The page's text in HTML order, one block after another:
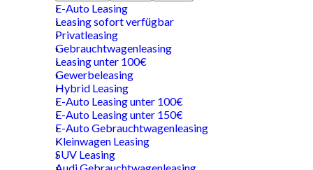
E-Auto Leasing
Leasing sofort verfügbar
Privatleasing
Gebrauchtwagenleasing
Leasing unter 100€
Gewerbeleasing
Hybrid Leasing
E-Auto Leasing unter 100€
E-Auto Leasing unter 150€
E-Auto Gebrauchtwagenleasing
Kleinwagen Leasing
SUV Leasing